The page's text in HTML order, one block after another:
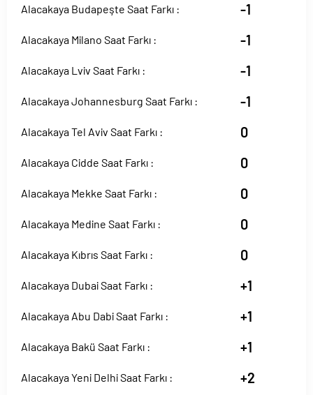
Alacakaya Budapeşte Saat Farkı : -1
Alacakaya Milano Saat Farkı : -1
Alacakaya Lviv Saat Farkı : -1
Alacakaya Johannesburg Saat Farkı : -1
Alacakaya Tel Aviv Saat Farkı : 0
Alacakaya Cidde Saat Farkı : 0
Alacakaya Mekke Saat Farkı : 0
Alacakaya Medine Saat Farkı : 0
Alacakaya Kıbrıs Saat Farkı : 0
Alacakaya Dubai Saat Farkı : +1
Alacakaya Abu Dabi Saat Farkı : +1
Alacakaya Bakü Saat Farkı : +1
Alacakaya Yeni Delhi Saat Farkı : +2